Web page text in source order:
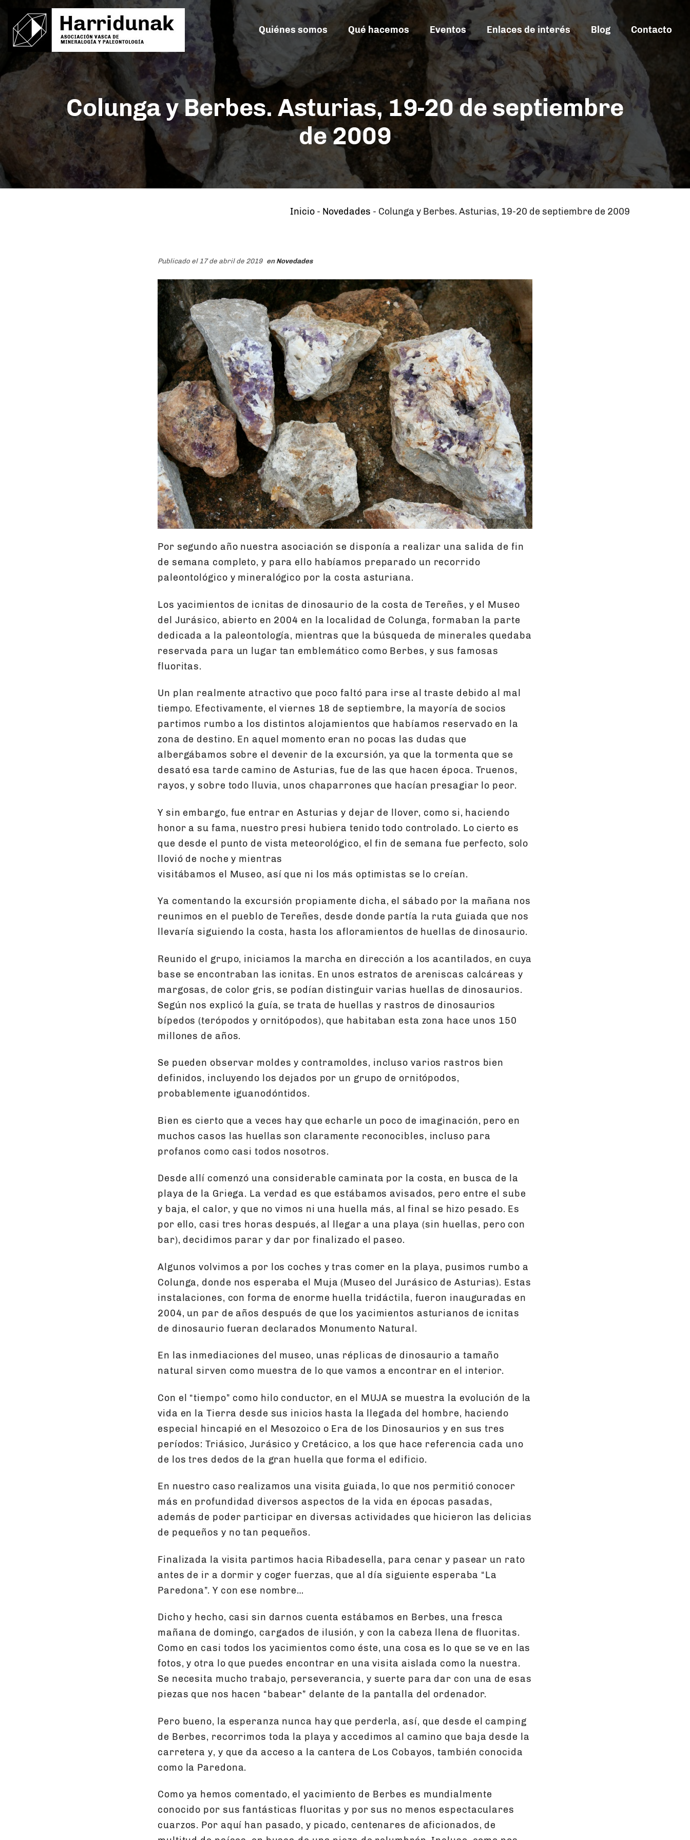
Quiénes somos Qué hacemos Eventos Enlaces de interés Blog Contacto
Colunga y Berbes. Asturias, 19-20 de septiembre
de 2009
Inicio - Novedades - Colunga y Berbes. Asturias, 19-20 de septiembre de 2009
Publicado el 17 de abril de 2019 enNovedades
Por segundo año nuestra asociación se disponía a realizar una salida de fin
de semana completo, y para ello habíamos preparado un recorrido
paleontológico y mineralógico por la costa asturiana.
Los yacimientos de icnitas de dinosaurio de la costa de Tereñes, y el Museo
del Jurásico, abierto en 2004 en la localidad de Colunga, formaban la parte
dedicada a la paleontología, mientras que la búsqueda de minerales quedaba
reservada para un lugar tan emblemático como Berbes, y sus famosas
fluoritas.
Un plan realmente atractivo que poco faltó para irse al traste debido al mal
tiempo. Efectivamente, el viernes 18 de septiembre, la mayoría de socios
partimos rumbo a los distintos alojamientos que habíamos reservado en la
zona de destino. En aquel momento eran no pocas las dudas que
albergábamos sobre el devenir de la excursión, ya que la tormenta que se
desató esa tarde camino de Asturias, fue de las que hacen época. Truenos,
rayos, y sobre todo lluvia, unos chaparrones que hacían presagiar lo peor.
Y sin embargo, fue entrar en Asturias y dejar de llover, como si, haciendo
honor a su fama, nuestro presi hubiera tenido todo controlado. Lo cierto es
que desde el punto de vista meteorológico, el fin de semana fue perfecto, solo
llovió de noche y mientras
visitábamos el Museo, así que ni los más optimistas se lo creían.
Ya comentando la excursión propiamente dicha, el sábado por la mañana nos
reunimos en el pueblo de Tereñes, desde donde partía la ruta guiada que nos
llevaría siguiendo la costa, hasta los afloramientos de huellas de dinosaurio.
Reunido el grupo, iniciamos la marcha en dirección a los acantilados, en cuya
base se encontraban las icnitas. En unos estratos de areniscas calcáreas y
margosas, de color gris, se podían distinguir varias huellas de dinosaurios.
Según nos explicó la guía, se trata de huellas y rastros de dinosaurios
bípedos (terópodos y ornitópodos), que habitaban esta zona hace unos 150
millones de años.
Se pueden observar moldes y contramoldes, incluso varios rastros bien
definidos, incluyendo los dejados por un grupo de ornitópodos,
probablemente iguanodóntidos.
Bien es cierto que a veces hay que echarle un poco de imaginación, pero en
muchos casos las huellas son claramente reconocibles, incluso para
profanos como casi todos nosotros.
Desde allí comenzó una considerable caminata por la costa, en busca de la
playa de la Griega. La verdad es que estábamos avisados, pero entre el sube
y baja, el calor, y que no vimos ni una huella más, al final se hizo pesado. Es
por ello, casi tres horas después, al llegar a una playa (sin huellas, pero con
bar), decidimos parar y dar por finalizado el paseo.
Algunos volvimos a por los coches y tras comer en la playa, pusimos rumbo a
Colunga, donde nos esperaba el Muja (Museo del Jurásico de Asturias). Estas
instalaciones, con forma de enorme huella tridáctila, fueron inauguradas en
2004, un par de años después de que los yacimientos asturianos de icnitas
de dinosaurio fueran declarados Monumento Natural.
En las inmediaciones del museo, unas réplicas de dinosaurio a tamaño
natural sirven como muestra de lo que vamos a encontrar en el interior.
Con el “tiempo” como hilo conductor, en el MUJA se muestra la evolución de la
vida en la Tierra desde sus inicios hasta la llegada del hombre, haciendo
especial hincapié en el Mesozoico o Era de los Dinosaurios y en sus tres
períodos: Triásico, Jurásico y Cretácico, a los que hace referencia cada uno
de los tres dedos de la gran huella que forma el edificio.
En nuestro caso realizamos una visita guiada, lo que nos permitió conocer
más en profundidad diversos aspectos de la vida en épocas pasadas,
además de poder participar en diversas actividades que hicieron las delicias
de pequeños y no tan pequeños.
Finalizada la visita partimos hacia Ribadesella, para cenar y pasear un rato
antes de ir a dormir y coger fuerzas, que al día siguiente esperaba “La
Paredona”. Y con ese nombre…
Dicho y hecho, casi sin darnos cuenta estábamos en Berbes, una fresca
mañana de domingo, cargados de ilusión, y con la cabeza llena de fluoritas.
Como en casi todos los yacimientos como éste, una cosa es lo que se ve en las
fotos, y otra lo que puedes encontrar en una visita aislada como la nuestra.
Se necesita mucho trabajo, perseverancia, y suerte para dar con una de esas
piezas que nos hacen “babear” delante de la pantalla del ordenador.
Pero bueno, la esperanza nunca hay que perderla, así, que desde el camping
de Berbes, recorrimos toda la playa y accedimos al camino que baja desde la
carretera y, y que da acceso a la cantera de Los Cobayos, también conocida
como la Paredona.
Como ya hemos comentado, el yacimiento de Berbes es mundialmente
conocido por sus fantásticas fluoritas y por sus no menos espectaculares
cuarzos. Por aquí han pasado, y picado, centenares de aficionados, de